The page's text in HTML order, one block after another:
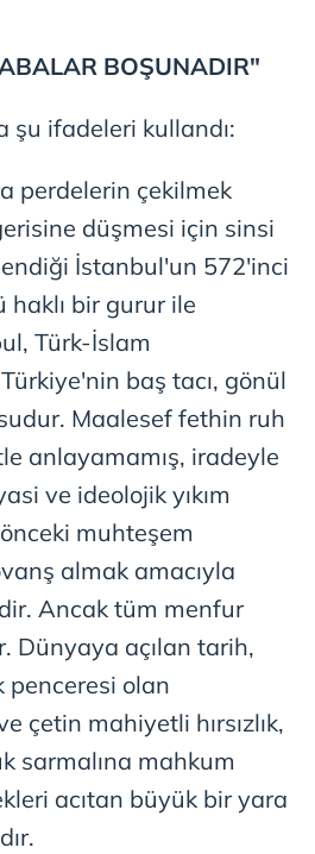
BOŞUNADIR"
şu ifadeleri kullandı:
perdelerin çekilmek
düşmesi için sinsi
İstanbul'un 572'inci
haklı bir gurur ile
Türk-İslam
baş tacı, gönül
Maalesef fethin ruh
anlayamamış, iradeyle
ve ideolojik yıkım
muhteşem
almak amacıyla
Ancak tüm menfur
Dünyaya açılan tarih,
penceresi olan
çetin mahiyetli hırsızlık,
sarmalına mahkum
acıtan büyük bir yara